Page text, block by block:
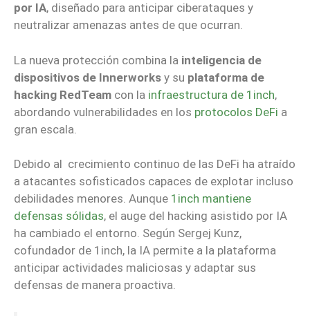
por IA, diseñado para anticipar ciberataques y
neutralizar amenazas antes de que ocurran.
La nueva protección combina la inteligencia de
dispositivos de Innerworks y su plataforma de
hacking RedTeam con la infraestructura de 1inch,
abordando vulnerabilidades en los protocolos DeFi a
gran escala.
Debido al crecimiento continuo de las DeFi ha atraído
a atacantes sofisticados capaces de explotar incluso
debilidades menores. Aunque 1inch mantiene
defensas sólidas, el auge del hacking asistido por IA
ha cambiado el entorno. Según Sergej Kunz,
cofundador de 1inch, la IA permite a la plataforma
anticipar actividades maliciosas y adaptar sus
defensas de manera proactiva.